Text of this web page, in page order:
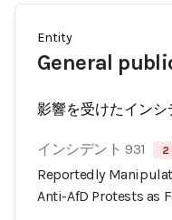
Entity
General
影響を受けたインシ
インシデント 931 2
Reportedly
Anti-AfD Protests as